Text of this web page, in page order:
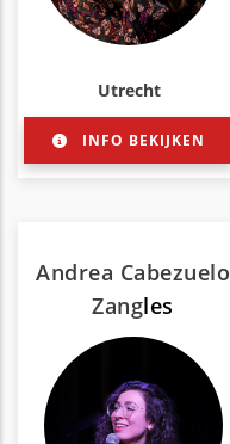
Utrecht
INFO BEKIJKEN
Andrea Cabezuelo
Zangles